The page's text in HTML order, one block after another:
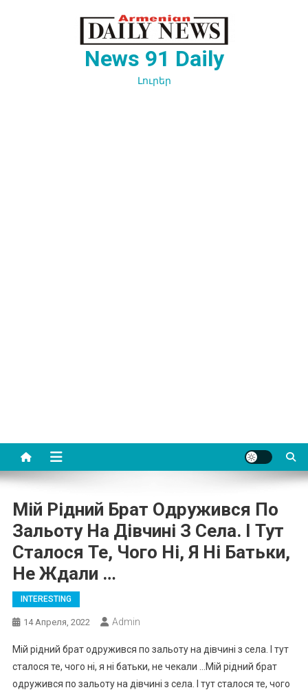
News 91 Daily
Լուրեր
Мій Рідний Брат Одружився По
Зальоту На Дівчині З Села. І Тут
Сталося Те, Чого Ні, Я Ні Батьки,
Не Ждали …
INTERESTING
14 Апреля, 2022 Admin
Мій рідний брат одружився по зальоту на дівчині з села. І тут
сталося те, чого ні, я ні батьки, не чекали …Мій рідний брат
одружився по зальоту на дівчині з села. І тут сталося те, чого